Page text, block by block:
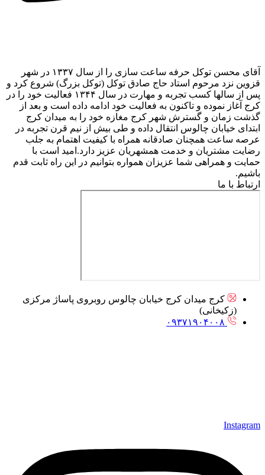
آقای محسن توکل حرفه ساعت سازی را از سال ۱۳۳۷ در شهر
قزوین نزد مرحوم استاد حاج صادق توکل (توکل بزرگ) شروع کرد و
پس از سالها کسب تجربه و مهارت در سال ۱۳۴۴ فعالیت خود را در
کرج آغاز نموده و تاکنون به فعالیت خود ادامه داده است و بعد از
گذشت زمان و گسترش شهر کرج مغازه خود را به میدان کرج
ابتدای خیابان چالوس انتقال داده و طی بیش از نیم قرن تجربه در
عرصه ساعت همچنان صادقانه همراه با کیفیت اهتمام به جلب
رضایت مشتریان و خدمت همشهریان عزیز دارد.امید است با
حمایت و همراهی شما عزیزان همواره بتوانیم در این راه ثابت قدم
باشیم.
ارتباط با ما
کرج میدان کرج خیابان چالوس روبروی پاساژ مرکزی
(زکیخانی)
۰۹۳۷۱۹۰۴۰۰۸
Instagram